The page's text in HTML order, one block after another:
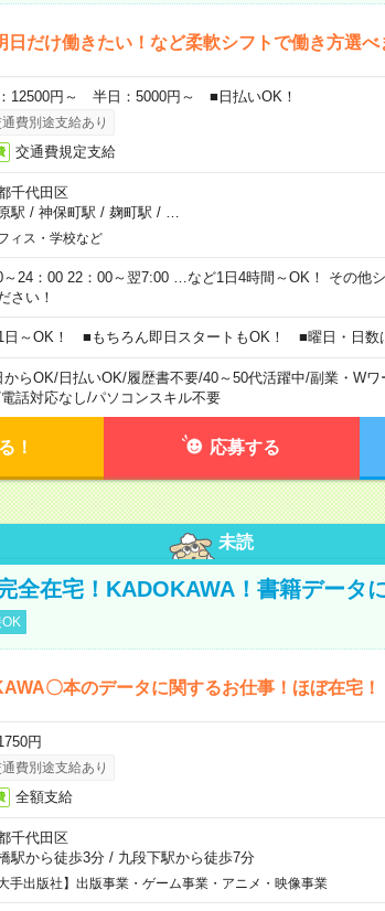
日だけ働きたい！など柔軟シフトで働き方選
12500円～ 半日：5000円～ ■日払いOK！
費別途支給あり
交通費規定支給
千代田区
駅 / 神保町駅 / 麹町駅 /
ィス・学校など
～24：00 22：00～翌7:00 …など1日4時間～OK！ その他
さい！
日～OK！ ■もちろん即日スタートもOK！ ■曜日・日数
からOK/日払いOK/履歴書不要/40～50代活躍中/副業・Wワ
電話対応なし/パソコンスキル不要
！ 応募する
未読
全在宅！KADOKAWA！書籍データ
〇本のデータに関するお仕事！ほぼ在宅！
円
費別途支給あり
全額支給
千代田区
駅から徒歩3分/ 九段下駅から徒歩7分
大手出版社】出版事業・ゲーム事業・アニメ・映像事業